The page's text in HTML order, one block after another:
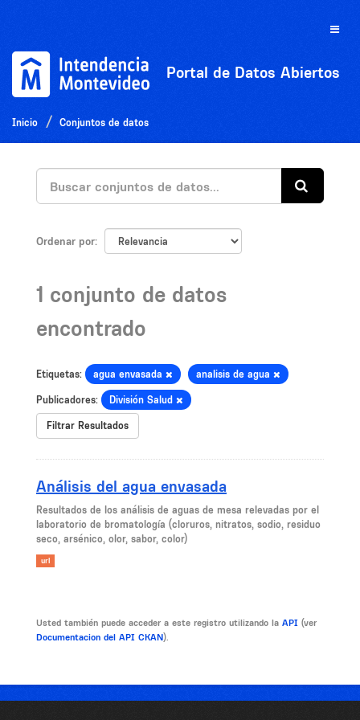
Toggle
Portal de Datos Abiertos
Inicio Conjuntos de datos
Ordenar por
1 conjunto de datos
encontrado
Etiquetas: agua envasada analisis de agua
Publicadores: División Salud
Filtrar Resultados
Análisis del agua envasada
​Resultados de los análisis de aguas de mesa relevadas por el
laboratorio de bromatología (cloruros, nitratos, sodio, residuo
seco, arsénico, olor, sabor, color)
url
Usted también puede acceder a este registro utilizando la API (ver
Documentacion del API CKAN).